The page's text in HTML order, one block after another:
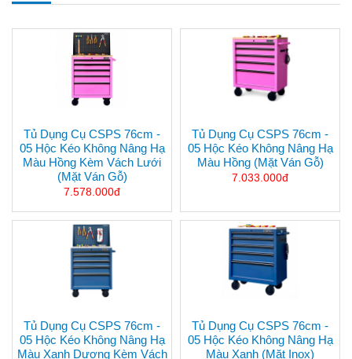
Tủ Dụng Cụ CSPS 76cm -
05 Hộc Kéo Không Nâng Hạ
Màu Hồng Kèm Vách Lưới
(mặt Ván Gỗ)
7.578.000đ
Tủ Dụng Cụ CSPS 76cm -
05 Hộc Kéo Không Nâng Hạ
Màu Hồng (mặt Ván Gỗ)
7.033.000đ
Tủ Dụng Cụ CSPS 76cm -
05 Hộc Kéo Không Nâng Hạ
Màu Xanh Dương Kèm Vách
Tủ Dụng Cụ CSPS 76cm -
05 Hộc Kéo Không Nâng Hạ
Màu Xanh (mặt Inox)